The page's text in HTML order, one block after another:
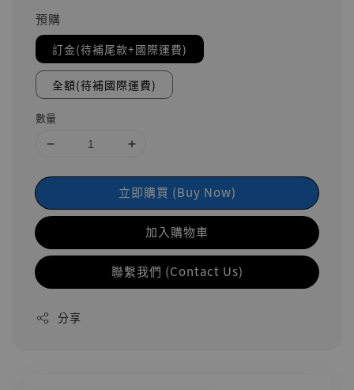
預購
訂金(待補尾款+國際運費)
全額(待補國際運費)
數量
立即購買 (Buy Now)
加入購物車
聯繫我們 (Contact Us)
分享